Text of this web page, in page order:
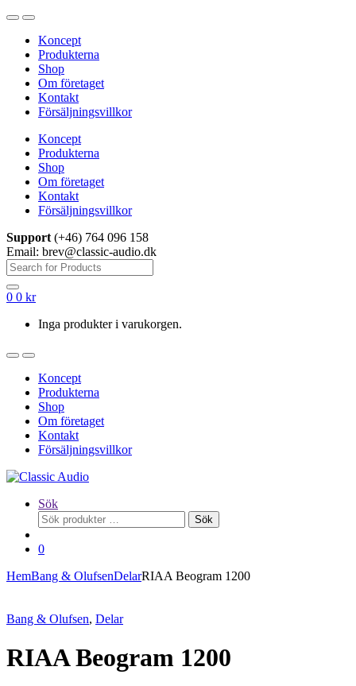
Hoppa
navigering
Hoppa
innehållKoncept
Produkterna
Shop
Om företaget
Kontakt
Försäljningsvillkor
Koncept
Produkterna
Shop
Om företaget
Kontakt
Försäljningsvillkor
Support (+46) 764 096 158
Email: brev@classic-audio.dk
Sök
efter:
0 0 kr
Inga produkter i varukorgen.
Koncept
Produkterna
Shop
Om företaget
Kontakt
Försäljningsvillkor
Sök
Sök
efter:
Sök
0
HemBang & OlufsenDelarRIAA Beogram 1200
Bang & Olufsen, Delar
RIAA Beogram 1200